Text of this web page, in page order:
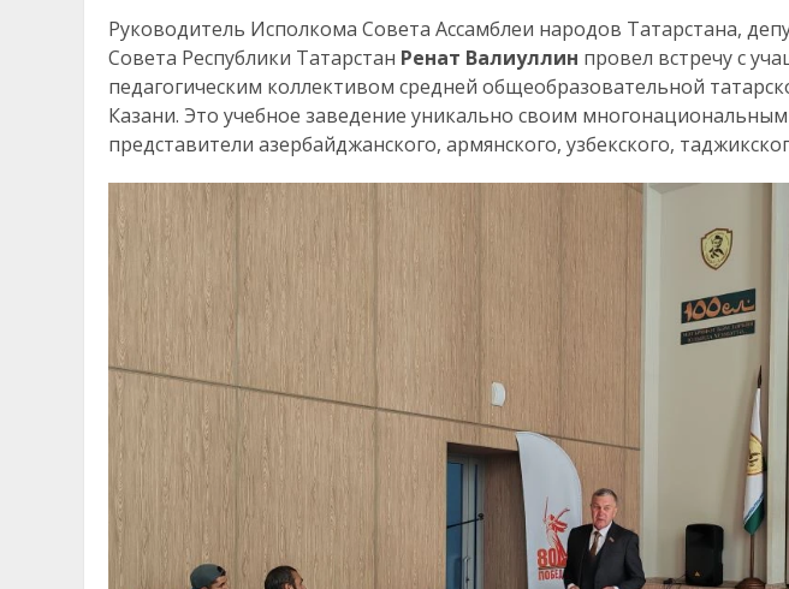
Руководитель Исполкома Совета Ассамблеи народов Татарстана,
Совета Республики Татарстан Ренат Валиуллин провел встречу с
педагогическим коллективом средней общеобразовательной
Казани. Это учебное заведение уникально своим многонациональным
представители азербайджанского, армянского, узбекского,